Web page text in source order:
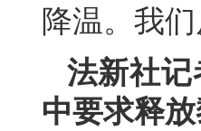
降温。我
法新社
中要求释